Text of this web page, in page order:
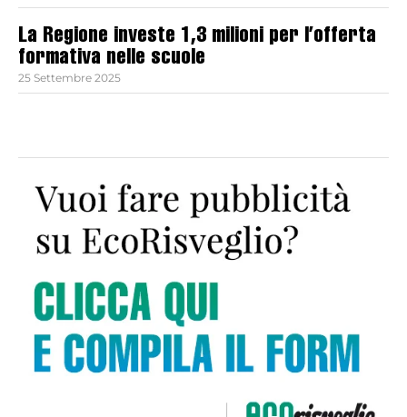
La Regione investe 1,3 milioni per l’offerta
formativa nelle scuole
25 Settembre 2025